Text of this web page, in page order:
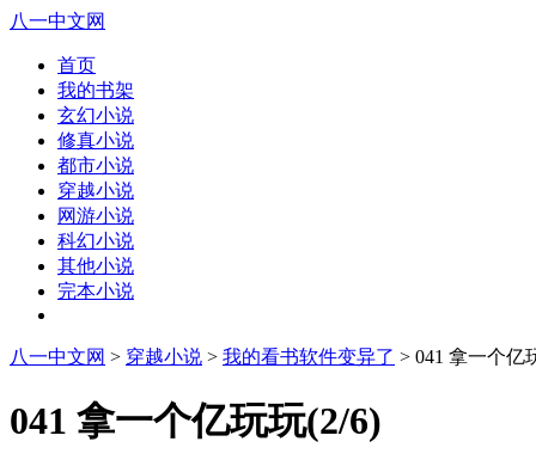
八一中文网
首页
我的书架
玄幻小说
修真小说
都市小说
穿越小说
网游小说
科幻小说
其他小说
完本小说
八一中文网 > 穿越小说 > 我的看书软件变异了 > 041 拿一个亿
041 拿一个亿玩玩(2/6)